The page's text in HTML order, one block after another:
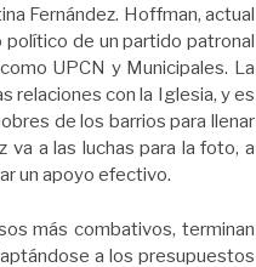
Fernández. Hoffman, actual
político de un partido patronal
UPCN y Municipales. La
relaciones con la Iglesia, y es
de los barrios para llenar
va a las luchas para la foto, a
un apoyo efectivo.
más combativos, terminan
a los presupuestos